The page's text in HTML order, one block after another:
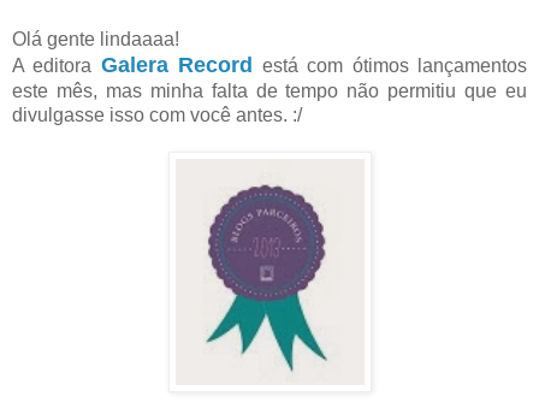
Olá gente lindaaaa!
A editora Galera Record
está com ótimos lançamentos
este mês, mas minha falta de tempo não permitiu que eu
divulgasse isso com você antes. :/